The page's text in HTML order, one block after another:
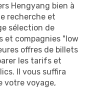
Hengyang bien à
recherche et
sélection de
et compagnies "low
offres de billets
les tarifs et
Il vous suffira
votre voyage,